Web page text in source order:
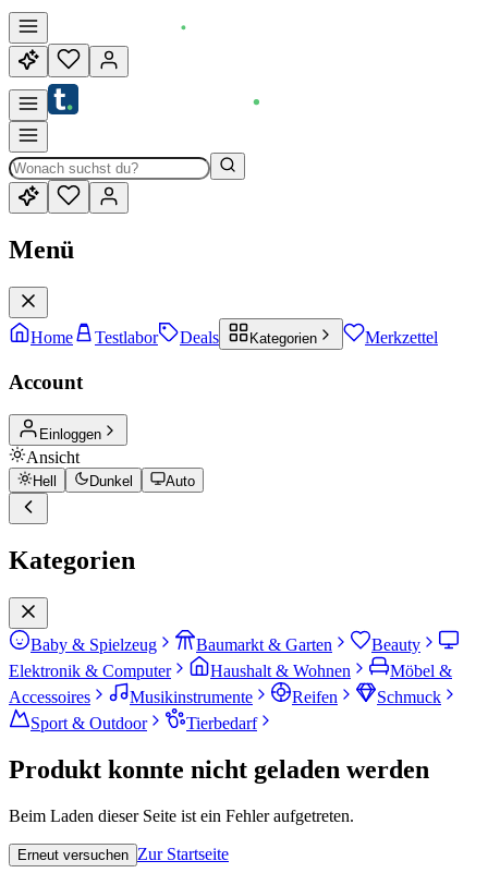
Menü
Home Testlabor Deals Kategorien Merkzettel
Account
Einloggen
Ansicht
Hell Dunkel Auto
Kategorien
Baby & Spielzeug Baumarkt & Garten
Beauty
Elektronik & Computer
Haushalt & Wohnen
Möbel &
Accessoires
Musikinstrumente Reifen
Schmuck
Sport & Outdoor
Tierbedarf
Produkt konnte nicht geladen werden
Beim Laden dieser Seite ist ein Fehler aufgetreten.
Erneut versuchen Zur Startseite